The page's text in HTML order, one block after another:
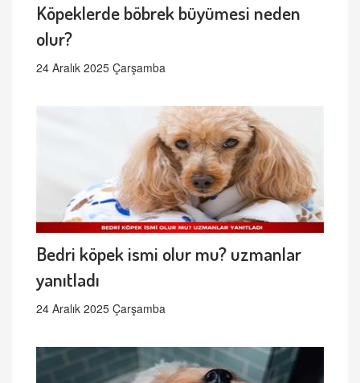
Köpeklerde böbrek büyümesi neden
olur?
24 Aralık 2025 Çarşamba
Bedri köpek ismi olur mu? uzmanlar
yanıtladı
24 Aralık 2025 Çarşamba